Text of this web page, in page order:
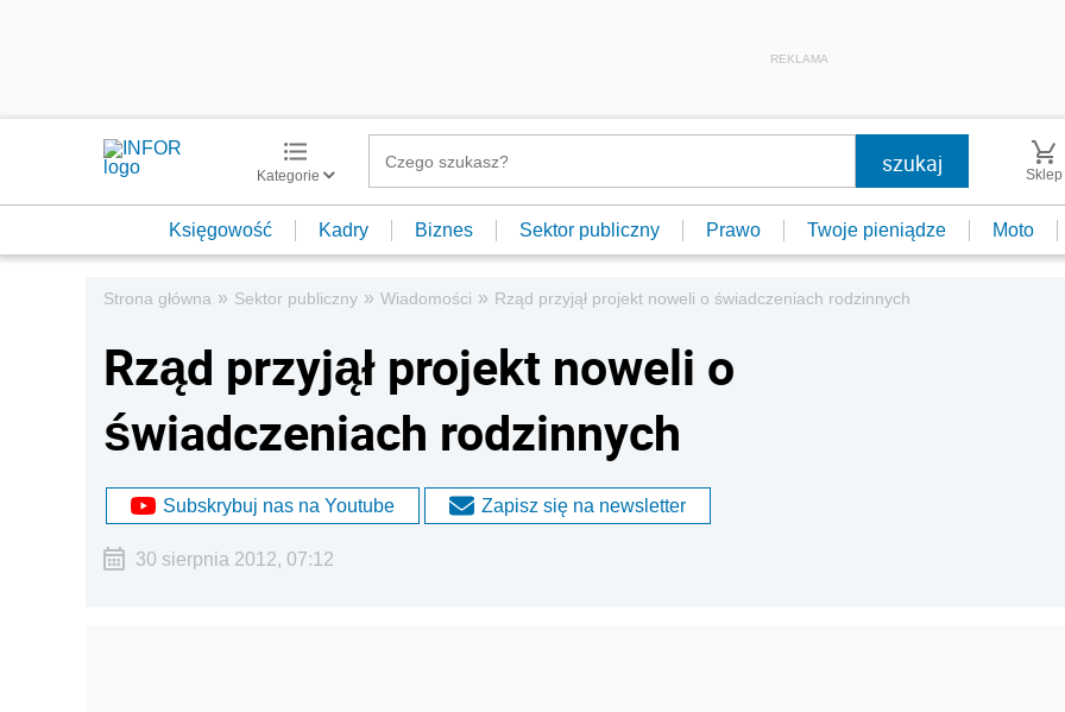
REKLAMA
Kategorie Sklep
Księgowość Kadry Biznes Sektor publiczny Prawo Twoje pieniądze Moto
Strona główna » Sektor publiczny » Wiadomości » Rząd przyjął projekt noweli o świadczeniach rodzinnych
Rząd przyjął projekt noweli o
świadczeniach rodzinnych
Subskrybuj nas na Youtube Zapisz się na newsletter
30 sierpnia 2012, 07:12